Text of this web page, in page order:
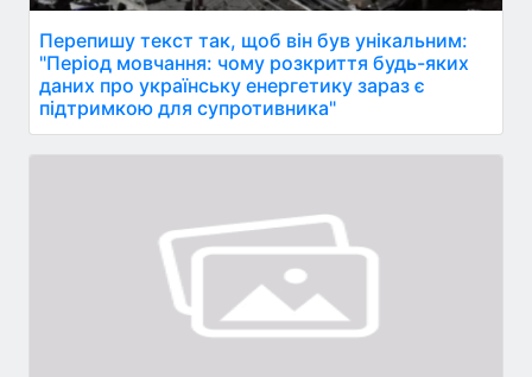
Перепишу текст так, щоб він був унікальним:
"Період мовчання: чому розкриття будь-яких
даних про українську енергетику зараз є
підтримкою для супротивника"